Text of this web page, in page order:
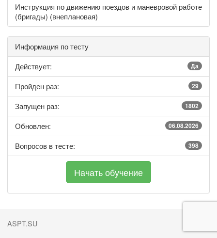
Инструкция по движению поездов и маневровой работе
(бригады) (внеплановая)
Информация по тесту
Действует:
Да
Пройден раз: 29
Запущен раз: 1802
Обновлен: 06.08.2026
Вопросов в тесте: 398
ASPT.SU